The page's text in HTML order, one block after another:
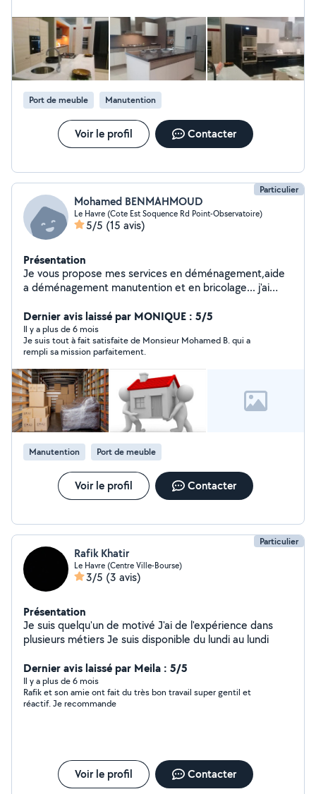
Port de meuble Manutention
Voir le profil Contacter
Particulier
Mohamed BENMAHMOUD
Le Havre (Cote Est Soquence Rd Point-Observatoire)
5/5 (15 avis)
Présentation
Je vous propose mes services en déménagement,aide
a déménagement manutention et en bricolage... j'ai
restauration
Dernier avis laissé par MONIQUE : 5/5
Il y a plus de 6 mois
Je suis tout à fait satisfaite de Monsieur Mohamed B. qui a
rempli sa mission parfaitement.
Manutention Port de meuble
Voir le profil Contacter
Particulier
Rafik Khatir
Le Havre (Centre Ville-Bourse)
3/5 (3 avis)
Présentation
Je suis quelqu'un de motivé J'ai de l'expérience dans
plusieurs métiers Je suis disponible du lundi au lundi
Dernier avis laissé par Meila : 5/5
Il y a plus de 6 mois
Rafik et son amie ont fait du très bon travail super gentil et
réactif. Je recommande
Voir le profil Contacter